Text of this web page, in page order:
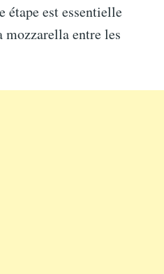
étape est essentielle
entre les